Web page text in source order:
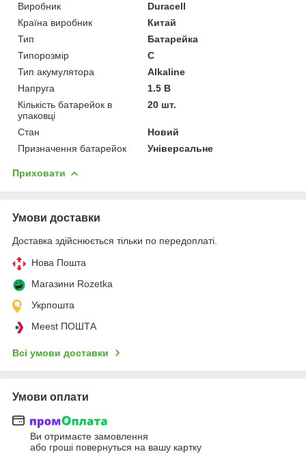
Виробник
Duracell
Країна виробник
Китай
Тип
Батарейка
Типорозмір
C
Тип акумулятора
Alkaline
Напруга
1.5 В
Кількість батарейок в
упаковці
20 шт.
Стан
Новий
Призначення батарейок
Універсальне
Приховати
Умови доставки
Доставка здійснюється тільки по передоплаті.
Нова Пошта
Магазини Rozetka
Укрпошта
Meest ПОШТА
Всі умови доставки
Умови оплати
Ви отримаєте замовлення
або гроші повернуться на вашу картку